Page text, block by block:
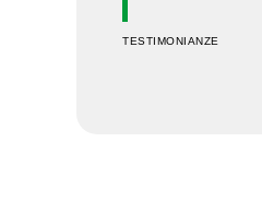
TESTIMONIANZE